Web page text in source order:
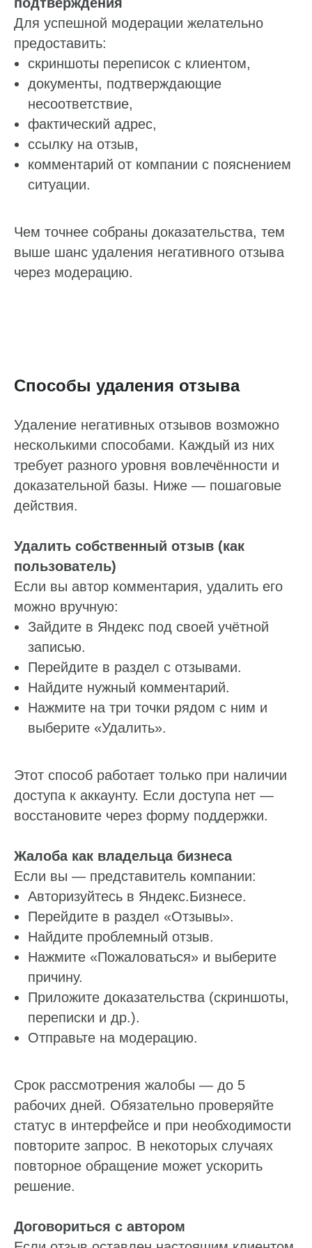
Для успешной модерации желательно
предоставить:
скриншоты переписок с клиентом,
документы, подтверждающие
несоответствие,
фактический адрес,
ссылку на отзыв,
комментарий от компании с пояснением
ситуации.
Чем точнее собраны доказательства, тем
выше шанс удаления негативного отзыва
через модерацию.
Способы удаления отзыва
Удаление негативных отзывов возможно
несколькими способами. Каждый из них
требует разного уровня вовлечённости и
доказательной базы. Ниже — пошаговые
действия.
Удалить собственный отзыв (как
пользователь)
Если вы автор комментария, удалить его
можно вручную:
Зайдите в Яндекс под своей учётной
записью.
Перейдите в раздел с отзывами.
Найдите нужный комментарий.
Нажмите на три точки рядом с ним и
выберите «Удалить».
Этот способ работает только при наличии
доступа к аккаунту. Если доступа нет —
восстановите через форму поддержки.
Жалоба как владельца бизнеса
Если вы — представитель компании:
Авторизуйтесь в Яндекс.Бизнесе.
Перейдите в раздел «Отзывы».
Найдите проблемный отзыв.
Нажмите «Пожаловаться» и выберите
причину.
Приложите доказательства (скриншоты,
переписки и др.).
Отправьте на модерацию.
Срок рассмотрения жалобы — до 5
рабочих дней. Обязательно проверяйте
статус в интерфейсе и при необходимости
повторите запрос. В некоторых случаях
повторное обращение может ускорить
решение.
Договориться с автором